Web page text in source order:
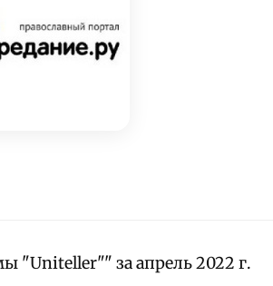
"Uniteller"" за апрель 2022 г.